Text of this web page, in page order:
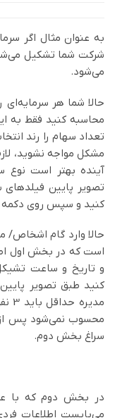
می‌شود.
حالا شما هر سرمایه‌ای
محاسبه کنید فقط به
تعداد سهام را رند
مشکل مواجه نشوید،
آینده بهتر است نوع
تصویر پایین فیلدهای
کنید و سپس روی دکمه
است که در بخش اول
و تاریخ و ساعت
کنید طبق تصویر
محسوب نمی‌شود پس از
سراغ بخش دوم.
در بخش دوم که با
می‌بایست اطلاعات